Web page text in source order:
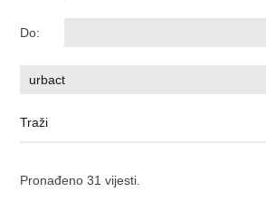
Do:
Pronađeno 31 vijesti.